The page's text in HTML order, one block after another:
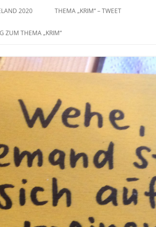
2020 THEMA „KRIM“ – TWEET
ZUM THEMA „KRIM“